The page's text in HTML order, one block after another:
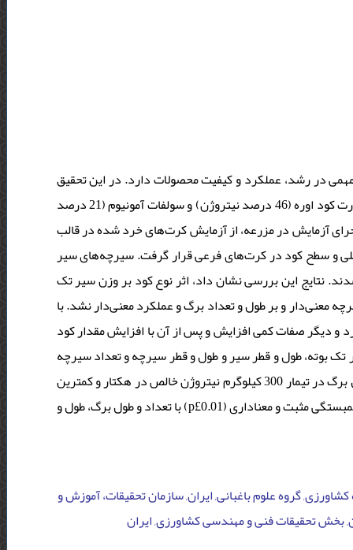
در رشد، عملکرد و کیفیت محصولات دارد. در این تحقیق
اثر مقادیر 100، 150، 200، 250 و 300 کیلوگرم نیتروژن خالص در هکتار به صورت کود اوره (46 درصد نیتروژن) و سولفات آمونیوم (21 درصد
آزمایش در مزرعه، از آزمایش کرت‌های خرد شده در قالب
و سطح کود در کرت‌های فرعی قرار گرفت. سیرچه‌های سیر
کرت‌هایی به ابعاد 4/1×2 متر مربع کشت شدند. نتایج این بررسی نشان داد، اثر نوع کود بر وزن سیر تک
معنی‌دار و بر طول و تعداد برگ و عملکرد معنی‌دار نشد. با
مقدار عملکرد و دیگر صفات کمی افزایش و پس از آن با افزایش مقدار کود
سیر تک بوته، طول و قطر سیر و طول و قطر سیرچه و تعداد سیرچه
در 300 کیلوگرم نیتروژن خالص در هکتار مشاهده شد. بیشترین تعداد و طول برگ در تیمار 300 کیلوگرم نیتروژن خالص در هکتار و کمترین
آن در تیمار 100 کیلوگرم نیتروژن خالص در هکتار مشاهده شد. عملکرد نیز همبستگی مثبت و معنا‌داری (p£0.01) با تعداد و طول برگ، طول و
گروه علوم باغبانی, ایران, سازمان تحقیقات، آموزش و
بخش تحقیقات فنی و مهندسی کشاورزی, ایران